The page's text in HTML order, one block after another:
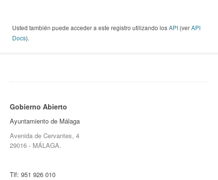
Usted también puede acceder a este registro utilizando losAPI (verAPI
Docs).
Gobierno Abierto
Ayuntamiento de Málaga
Avenida de Cervantes, 4
29016 - MÁLAGA.
Tlf: 951 926 010